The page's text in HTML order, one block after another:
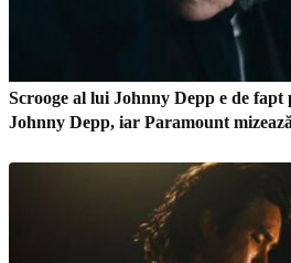
Scrooge al lui Johnny Depp e de fapt
Johnny Depp, iar Paramount